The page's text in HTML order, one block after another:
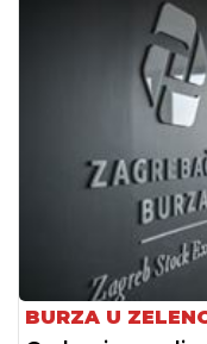
BURZA U